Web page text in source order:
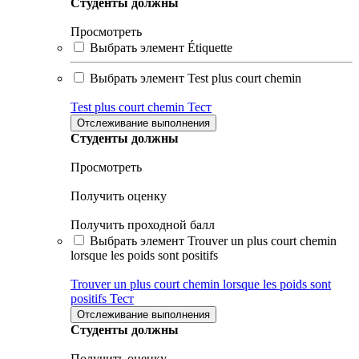
Студенты должны
Просмотреть
Выбрать элемент Étiquette
Выбрать элемент Test plus court chemin
Test plus court chemin Тест
Отслеживание выполнения
Студенты должны
Просмотреть
Получить оценку
Получить проходной балл
Выбрать элемент Trouver un plus court chemin
lorsque les poids sont positifs
Trouver un plus court chemin lorsque les poids sont
positifs Тест
Отслеживание выполнения
Студенты должны